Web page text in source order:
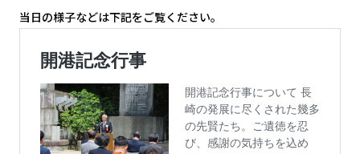
当日の様子などは下記をご覧ください。